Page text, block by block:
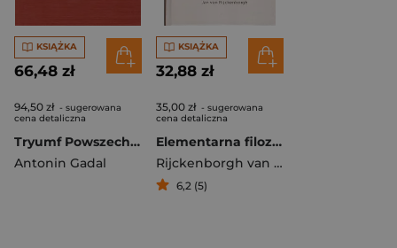
KSIĄŻKA
66,48 zł
94,50 zł - sugerowana
cena detaliczna
Tryumf Powszechnej Gnozy
Antonin Gadal
KSIĄŻKA
32,88 zł
35,00 zł - sugerowana
cena detaliczna
Elementarna filozofia nowoczesnego różokrzyża
Rijckenborgh van Jan
6,2 (5)